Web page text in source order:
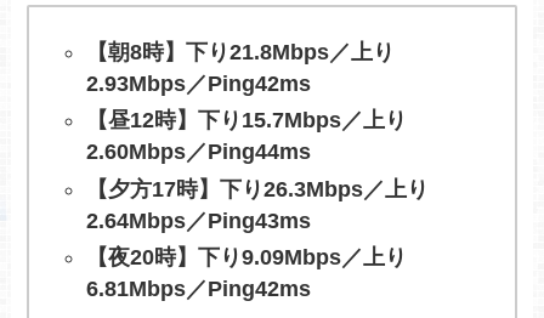
【朝8時】下り21.8Mbps／上り
2.93Mbps／Ping42ms
【昼12時】下り15.7Mbps／上り
2.60Mbps／Ping44ms
【夕方17時】下り26.3Mbps／上り
2.64Mbps／Ping43ms
【夜20時】下り9.09Mbps／上り
6.81Mbps／Ping42ms